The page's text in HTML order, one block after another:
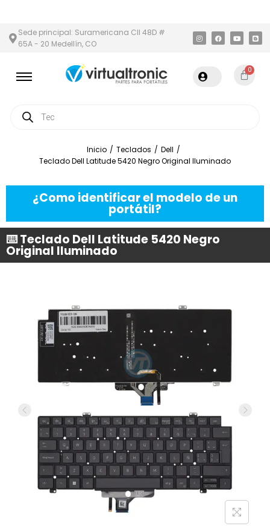
Sede principal: Suramericana Cll 48D #
65A - 20 Medellín, CO
0
Inicio / Teclados / Dell /
Teclado Dell Latitude 5420 Negro Original Iluminado
¿Como identificar el modelo de un
portátil?
⌨️ Teclado Dell Latitude 5420 Negro
Original Iluminado